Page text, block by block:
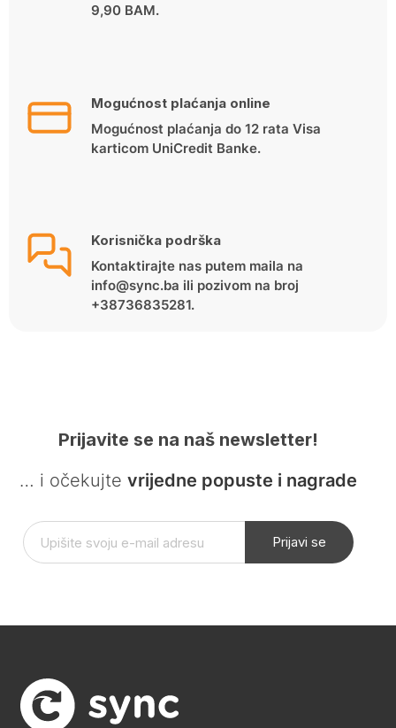
9,90 BAM.
Mogućnost plaćanja online
Mogućnost plaćanja do 12 rata Visa
karticom UniCredit Banke.
Korisnička podrška
Kontaktirajte nas putem maila na
info@sync.ba ili pozivom na broj
+38736835281.
Prijavite se na naš newsletter!
… i očekujte vrijedne popuste i nagrade
Prijavi se